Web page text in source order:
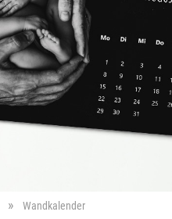
Wandkalender